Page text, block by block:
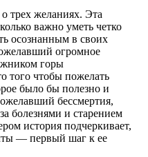
трех желаниях. Эта
важно уметь четко
осознанным в своих
огромное
горы
того чтобы пожелать
было бы полезно и
бессмертия,
болезнями и старением
история подчеркивает,
— первый шаг к ее